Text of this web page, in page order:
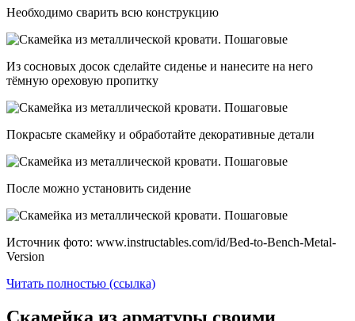
Необходимо сварить всю конструкцию
Из сосновых досок сделайте сиденье и нанесите на него
тёмную ореховую пропитку
Покрасьте скамейку и обработайте декоративные детали
После можно установить сидение
Источник фото: www.instructables.com/id/Bed-to-Bench-Metal-
Version
Читать полностью (ссылка)
Скамейка из арматуры своими